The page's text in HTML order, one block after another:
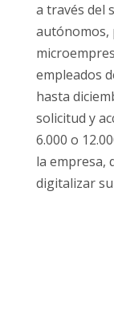
a través del
autónomos,
empleados
hasta
solicitud y
6.000 o
la empresa,
digitalizar